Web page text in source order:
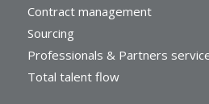
Contract management
Sourcing
Professionals & Partners
Total talent flow